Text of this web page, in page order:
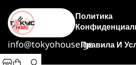
info@tokyohouse.ge
Политика
Правила И